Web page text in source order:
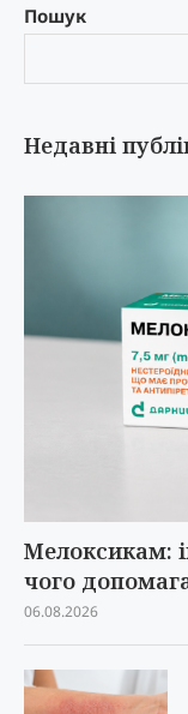
Пошук
Недавні
Мелоксикам:
чого
06.08.2026